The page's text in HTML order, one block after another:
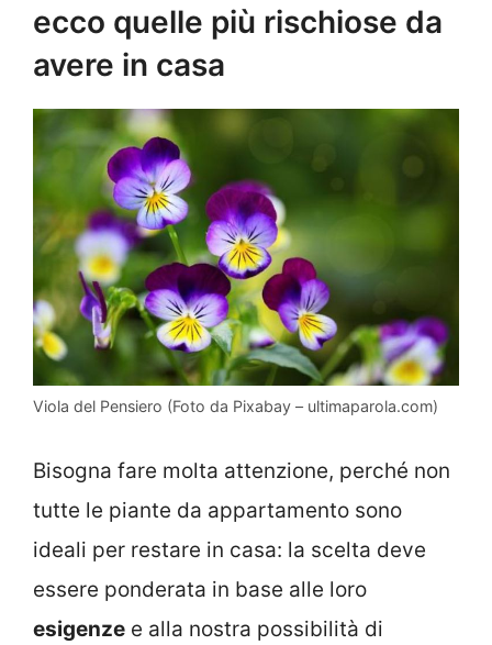
ecco quelle più rischiose da
avere in casa
Viola del Pensiero (Foto da Pixabay – ultimaparola.com)
Bisogna fare molta attenzione, perché non
tutte le piante da appartamento sono
ideali per restare in casa: la scelta deve
essere ponderata in base alle loro
esigenze e alla nostra possibilità di